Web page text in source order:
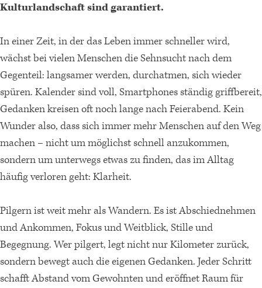
Kulturlandschaft sind garantiert.
In einer Zeit, in der das Leben immer schneller wird,
wächst bei vielen Menschen die Sehnsucht nach dem
Gegenteil: langsamer werden, durchatmen, sich wieder
spüren. Kalender sind voll, Smartphones ständig griffbereit,
Gedanken kreisen oft noch lange nach Feierabend. Kein
Wunder also, dass sich immer mehr Menschen auf den Weg
machen – nicht um möglichst schnell anzukommen,
sondern um unterwegs etwas zu finden, das im Alltag
häufig verloren geht: Klarheit.
Pilgern ist weit mehr als Wandern. Es ist Abschiednehmen
und Ankommen, Fokus und Weitblick, Stille und
Begegnung. Wer pilgert, legt nicht nur Kilometer zurück,
sondern bewegt auch die eigenen Gedanken. Jeder Schritt
schafft Abstand vom Gewohnten und eröffnet Raum für